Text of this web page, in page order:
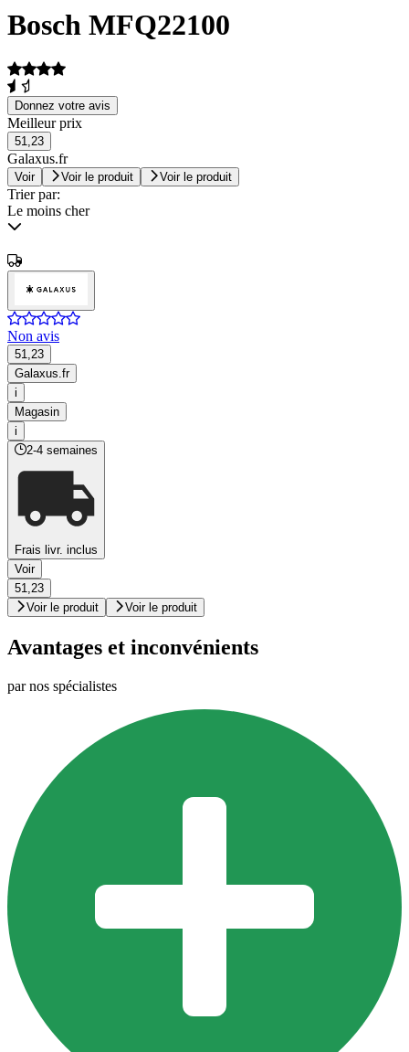
Bosch MFQ22100
Donnez votre avis
Meilleur prix
51,23
Galaxus.fr
Voir Voir le produit Voir le produit
Trier par:
Le moins cher
Non avis
51,23
Galaxus.fr
i
Magasin
i
2-4 semaines
Frais livr. inclus
Voir
51,23
Voir le produit
Voir le produit
Avantages et inconvénients
par nos spécialistes